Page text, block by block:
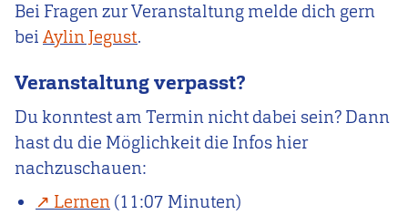
Bei Fragen zur Veranstaltung melde dich gern
bei Aylin Jegust.
Veranstaltung verpasst?
Du konntest am Termin nicht dabei sein? Dann
hast du die Möglichkeit die Infos hier
nachzuschauen:
Lernen (11:07 Minuten)